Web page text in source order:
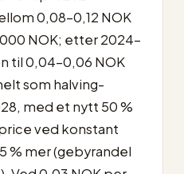
0,08–0,12 NOK
NOK; etter 2024-
til 0,04–0,06 NOK
som halving-
med et nytt 50 %
ved konstant
% mer (gebyrandel